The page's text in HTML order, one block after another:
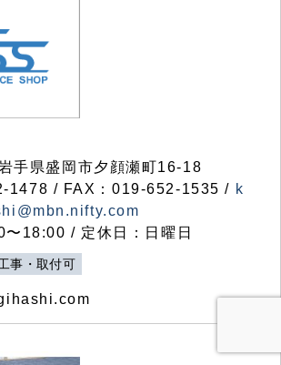
県盛岡市夕顔瀬町16-18
1478 / FAX：019-652-1535 / k
18:00 / 定休日：日曜日
事・取付可